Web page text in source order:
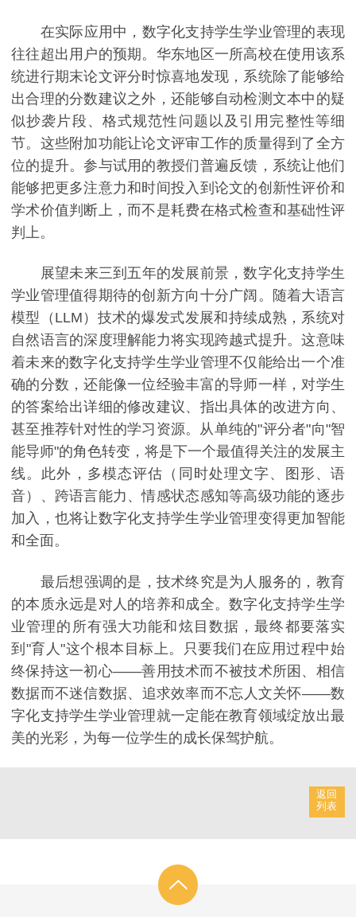
在实际应用中，数字化支持学生学业管理的表现
往往超出用户的预期。华东地区一所高校在使用该系
统进行期末论文评分时惊喜地发现，系统除了能够给
出合理的分数建议之外，还能够自动检测文本中的疑
似抄袭片段、格式规范性问题以及引用完整性等细
节。这些附加功能让论文评审工作的质量得到了全方
位的提升。参与试用的教授们普遍反馈，系统让他们
能够把更多注意力和时间投入到论文的创新性评价和
学术价值判断上，而不是耗费在格式检查和基础性评
判上。
展望未来三到五年的发展前景，数字化支持学生
学业管理值得期待的创新方向十分广阔。随着大语言
模型（LLM）技术的爆发式发展和持续成熟，系统对
自然语言的深度理解能力将实现跨越式提升。这意味
着未来的数字化支持学生学业管理不仅能给出一个准
确的分数，还能像一位经验丰富的导师一样，对学生
的答案给出详细的修改建议、指出具体的改进方向、
甚至推荐针对性的学习资源。从单纯的"评分者"向"智
能导师"的角色转变，将是下一个最值得关注的发展主
线。此外，多模态评估（同时处理文字、图形、语
音）、跨语言能力、情感状态感知等高级功能的逐步
加入，也将让数字化支持学生学业管理变得更加智能
和全面。
最后想强调的是，技术终究是为人服务的，教育
的本质永远是对人的培养和成全。数字化支持学生学
业管理的所有强大功能和炫目数据，最终都要落实
到"育人"这个根本目标上。只要我们在应用过程中始
终保持这一初心——善用技术而不被技术所困、相信
数据而不迷信数据、追求效率而不忘人文关怀——数
字化支持学生学业管理就一定能在教育领域绽放出最
美的光彩，为每一位学生的成长保驾护航。
返回
列表